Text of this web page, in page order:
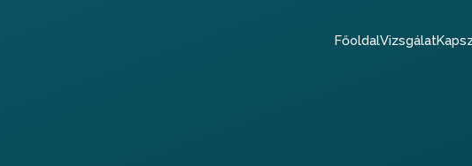
FőoldalVizsgálat